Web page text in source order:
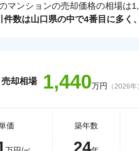
マンションの売却価格の相場は
件数は山口県の中で4番目に多く
売却相場 1,440万円 （2026年
価 築年数
24